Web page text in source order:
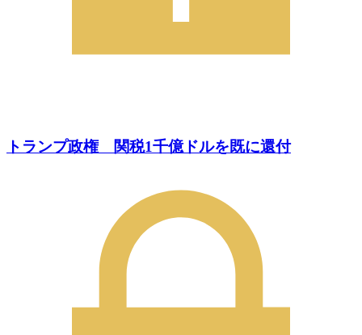
トランプ政権 関税1千億ドルを既に還付